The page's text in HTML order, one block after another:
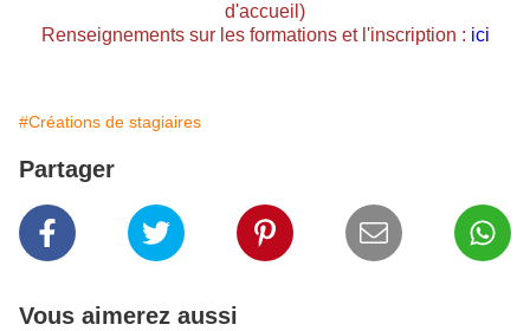
d'accueil)
Renseignements sur les formations et l'inscription : ici
#Créations de stagiaires
Partager
Vous aimerez aussi